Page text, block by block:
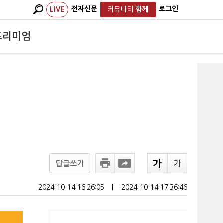
LIVE 전자신문 커뮤니티 함께 로그인
리미엄
답글쓰기
2024-10-14 16:26:05 2024-10-14 17:36:46